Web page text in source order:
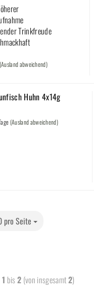
Trinkfreude
(Ausland abweichend)
Huhn 4x14g
(Ausland abweichend)
pro Seite
1 bis2 (von insgesamt2)